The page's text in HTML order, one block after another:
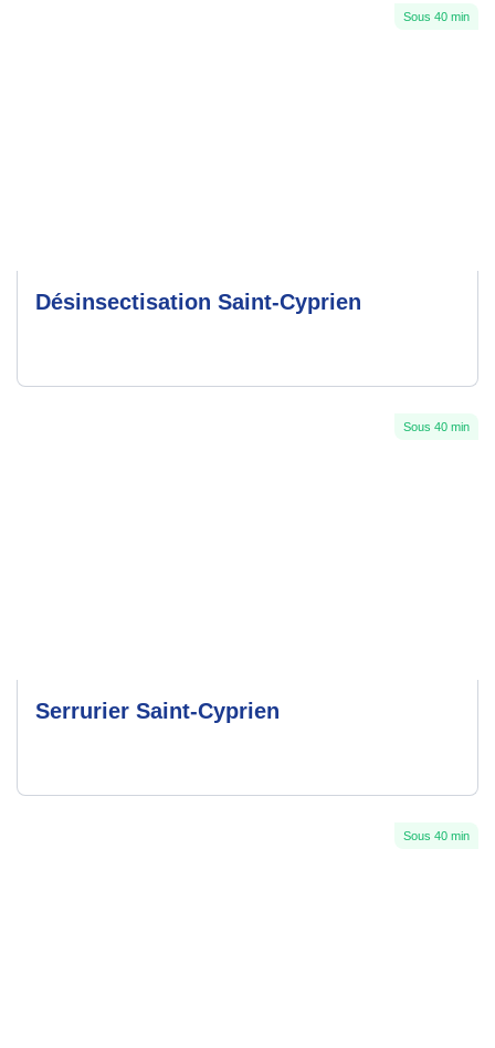
Sous 40 min
Désinsectisation Saint-Cyprien
Sous 40 min
Serrurier Saint-Cyprien
Sous 40 min